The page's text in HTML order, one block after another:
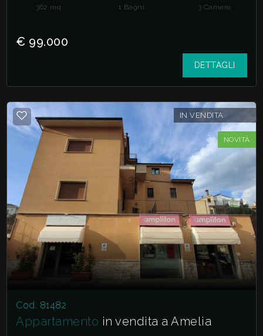
362 mq 1 Bagni 3 Camere
€ 99.000
DETTAGLI
IN VENDITA
NOVITÀ
Cod. 81482
Appartamento in vendita a Amelia